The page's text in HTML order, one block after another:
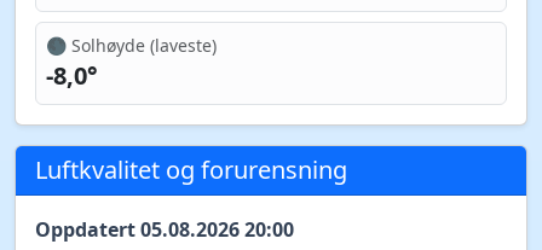
🌑 Solhøyde (laveste)
-8,0°
Luftkvalitet og forurensning
Oppdatert 05.08.2026 20:00